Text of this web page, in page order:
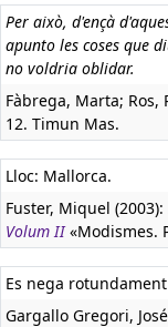
Per això, d'ençà
apunto les coses que
no voldria oblidar.
Fàbrega, Marta; Ros,
12. Timun Mas.
Lloc: Mallorca.
Fuster, Miquel (2003):
Volum II«Modismes.
Es nega
Gargallo Gregori,